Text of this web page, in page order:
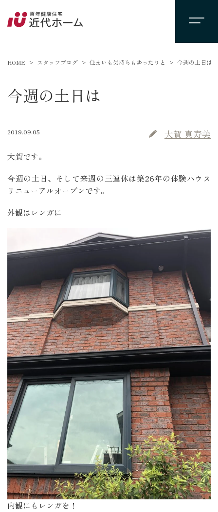
HOME スタッフブログ 住まいも気持ちもゆったりと 今週の土日は
今週の土日は
2019.09.05 大賀 真寿美
大賀です。
今週の土日、そして来週の三連休は築26年の体験ハウス
リニューアルオープンです。
外観はレンガに
内観にもレンガを！